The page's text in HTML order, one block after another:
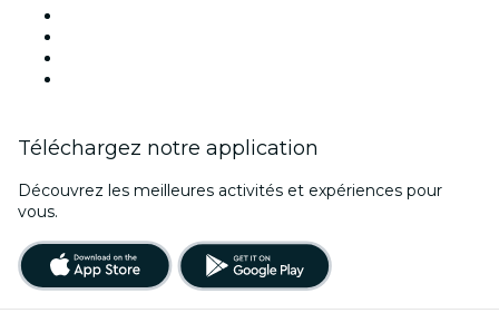
Téléchargez notre application
Découvrez les meilleures activités et expériences pour
vous.